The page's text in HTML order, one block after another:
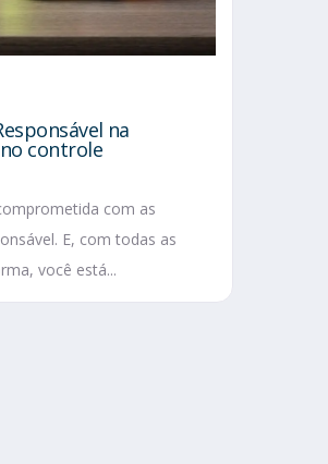
na
controle
com as
E, com todas as
você está...